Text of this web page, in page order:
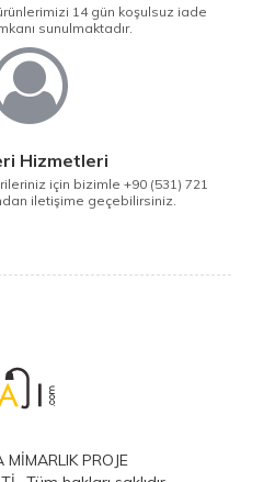
14 gün koşulsuz iade
sunulmaktadır.
Hizmetleri
için bizimle +90 (531) 721
iletişime geçebilirsiniz.
PROJE